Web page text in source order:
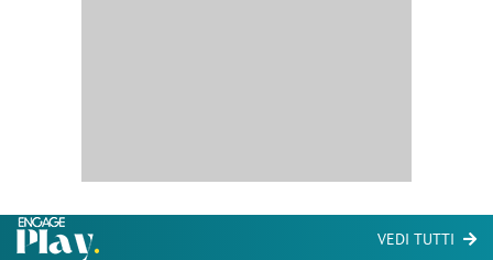
VEDI TUTTI